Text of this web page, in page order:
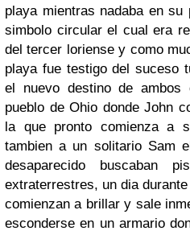
playa mientras nadaba en
simbolo circular el cual era
del tercer loriense y como
playa fue testigo del suceso
el nuevo destino de ambos
pueblo de Ohio donde John
la que pronto comienza a
tambien a un solitario Sam
desaparecido buscaban
extraterrestres, un dia
comienzan a brillar y sale
esconderse en un armario